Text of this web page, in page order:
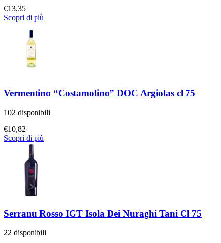
€13,35
Scopri di più
Vermentino “Costamolino” DOC Argiolas cl 75
102 disponibili
€10,82
Scopri di più
Serranu Rosso IGT Isola Dei Nuraghi Tani Cl 75
22 disponibili